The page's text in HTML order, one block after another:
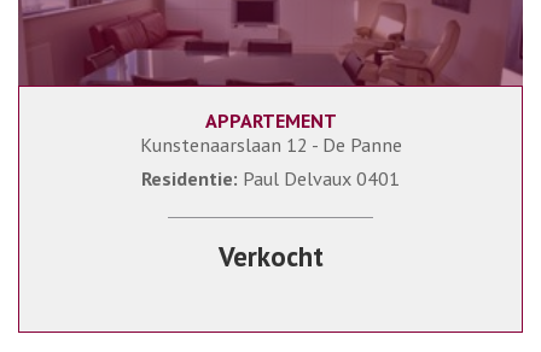
90 m² 2
APPARTEMENT
Kunstenaarslaan 12 - De Panne
Residentie: Paul Delvaux 0401
Verkocht